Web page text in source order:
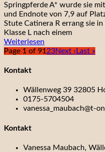
Springpferde A* wurde sie
und Endnote von 7,9 auf
Stute Catinera R errang sie
Klasse L nach einem
Weiterlesen
Page 1 of 91 23Next › Last »
Kontakt
Wällenweg 39 32805
0175-5704504
vanessa_maubach@t-
Kontakt
Vanessa Maubach,